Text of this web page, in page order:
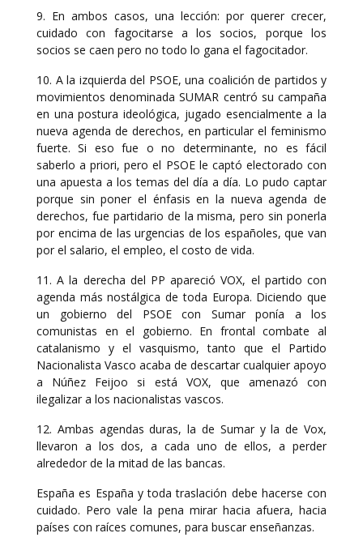
9. En ambos casos, una lección: por querer crecer,
cuidado con fagocitarse a los socios, porque los
socios se caen pero no todo lo gana el fagocitador.
10. A la izquierda del PSOE, una coalición de partidos y
movimientos denominada SUMAR centró su campaña
en una postura ideológica, jugado esencialmente a la
nueva agenda de derechos, en particular el feminismo
fuerte. Si eso fue o no determinante, no es fácil
saberlo a priori, pero el PSOE le captó electorado con
una apuesta a los temas del día a día. Lo pudo captar
porque sin poner el énfasis en la nueva agenda de
derechos, fue partidario de la misma, pero sin ponerla
por encima de las urgencias de los españoles, que van
por el salario, el empleo, el costo de vida.
11. A la derecha del PP apareció VOX, el partido con
agenda más nostálgica de toda Europa. Diciendo que
un gobierno del PSOE con Sumar ponía a los
comunistas en el gobierno. En frontal combate al
catalanismo y el vasquismo, tanto que el Partido
Nacionalista Vasco acaba de descartar cualquier apoyo
a Núñez Feijoo si está VOX, que amenazó con
ilegalizar a los nacionalistas vascos.
12. Ambas agendas duras, la de Sumar y la de Vox,
llevaron a los dos, a cada uno de ellos, a perder
alrededor de la mitad de las bancas.
España es España y toda traslación debe hacerse con
cuidado. Pero vale la pena mirar hacia afuera, hacia
países con raíces comunes, para buscar enseñanzas.